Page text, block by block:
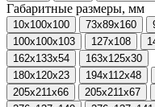
Габаритные размеры, мм
10x100x100 73x89x160
100x100x103
127x108
162x133x54
163x125x30
180x120x23
194x112x48
205x211x66
205x211x67